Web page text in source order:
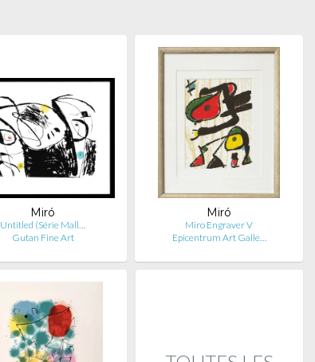
Miró
Untitled (Série Mall…
Gutan Fine Art
Miró
Miro Engraver V
Epicentrum Art Galle…